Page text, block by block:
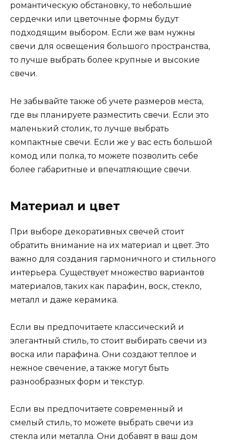
романтическую обстановку, то небольшие
сердечки или цветочные формы будут
подходящим выбором. Если же вам нужны
свечи для освещения большого пространства,
то лучше выбрать более крупные и высокие
свечи.
Не забывайте также об учете размеров места,
где вы планируете разместить свечи. Если это
маленький столик, то лучше выбрать
компактные свечи. Если же у вас есть большой
комод или полка, то можете позволить себе
более габаритные и впечатляющие свечи.
Материал и цвет
При выборе декоративных свечей стоит
обратить внимание на их материал и цвет. Это
важно для создания гармоничного и стильного
интерьера. Существует множество вариантов
материалов, таких как парафин, воск, стекло,
металл и даже керамика.
Если вы предпочитаете классический и
элегантный стиль, то стоит выбирать свечи из
воска или парафина. Они создают теплое и
нежное свечение, а также могут быть
разнообразных форм и текстур.
Если вы предпочитаете современный и
смелый стиль, то можете выбрать свечи из
стекла или металла. Они добавят в ваш дом